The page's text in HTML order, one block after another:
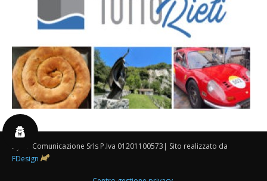
By 3P Comunicazione Srls P.Iva 01201100573| Sito realizzato da
FDesign